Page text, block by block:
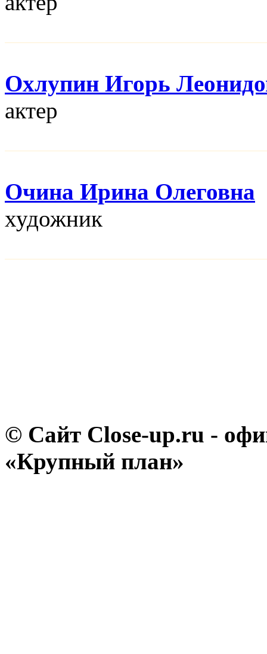
Охлупин Игорь
актер
Очина Ирина Олеговна
художник
© Сайт Close-up.ru -
«Крупный план»